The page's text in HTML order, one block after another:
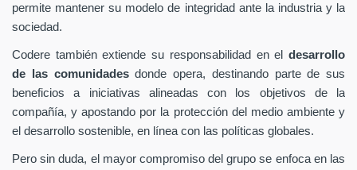
permite mantener su modelo de integridad ante la industria y la
sociedad.
Codere también extiende su responsabilidad en el desarrollo
de las comunidadesdonde opera, destinando parte de sus
beneficios a iniciativas alineadas con los objetivos de la
compañía, y apostando por la protección del medio ambiente y
el desarrollo sostenible, en línea con las políticas globales.
Pero sin duda, el mayor compromiso del grupo se enfoca en las